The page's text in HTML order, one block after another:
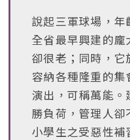
說起三軍球場，
全省最早興建的
卻很老；同時，
容納各種隆重的
演出，可稱萬能
勝負荷，管理人
小學生之受惡性